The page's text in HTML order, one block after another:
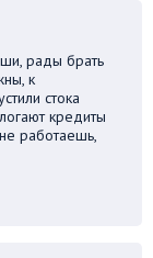
рады брать
к
стока
кредиты
работаешь,